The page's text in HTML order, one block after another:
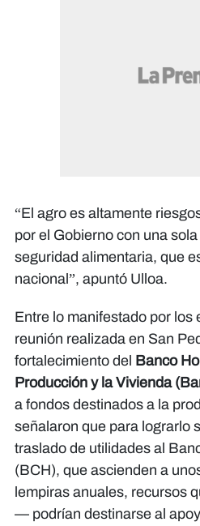
“El agro es altamente
por el Gobierno con una
seguridad alimentaria, que
nacional”, apuntó Ulloa.
Entre lo manifestado por los
reunión realizada en San
fortalecimiento del Banco
Producción y la Vivienda
a fondos destinados a la
señalaron que para lograrlo
traslado de utilidades al
(BCH), que ascienden a
lempiras anuales, recursos
— podrían destinarse al